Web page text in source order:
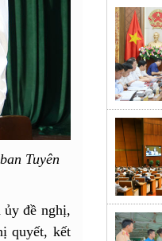
Tuyên
ủy đề nghị,
quyết, kết